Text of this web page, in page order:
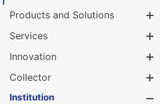
Products and Solutions
Services
Innovation
Collector
Institution